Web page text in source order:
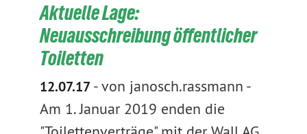
Aktuelle Lage:
Neuausschreibung öffentlicher
Toiletten
12.07.17-von janosch.rassmann -
Am 1. Januar 2019 enden die